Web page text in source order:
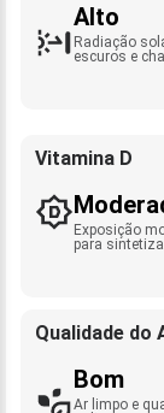
Alto
Radiação
escuros e
Vitamina D
Exposição
para
Qualidade do
Bom
Ar limpo e